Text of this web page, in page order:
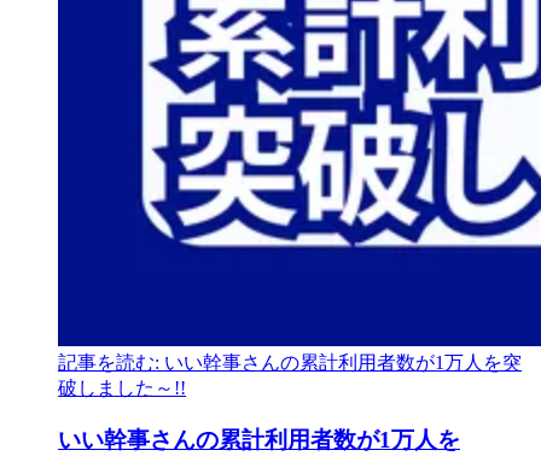
記事を読む: いい幹事さんの累計利用者数が1万人を突
破しました～!!
いい幹事さんの累計利用者数が1万人を